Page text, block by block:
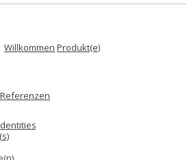
Willkommen Produkt(e)
Referenzen